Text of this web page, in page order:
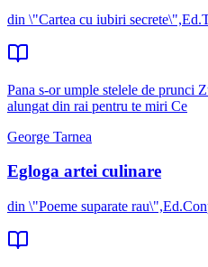
din \"Cartea cu iubiri
Pana s-or umple stelele de prunci
alungat din rai pentru te miri Ce
George Tarnea
Egloga artei culinare
din \"Poeme suparate